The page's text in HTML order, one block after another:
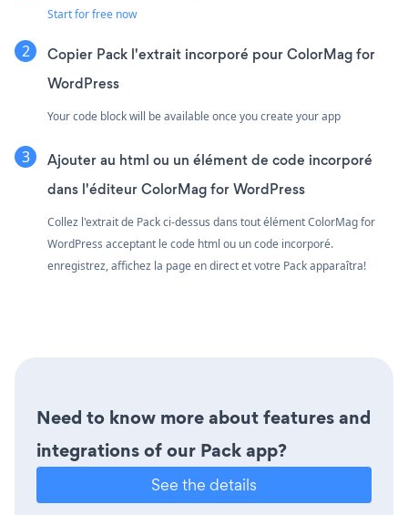
Start for free now
Copier Pack l'extrait incorporé pour ColorMag for
WordPress
Your code block will be available once you create your app
Ajouter au html ou un élément de code incorporé
dans l'éditeur ColorMag for WordPress
Collez l'extrait de Pack ci-dessus dans tout élément ColorMag for
WordPress acceptant le code html ou un code incorporé.
enregistrez, affichez la page en direct et votre Pack apparaîtra!
Need to know more about features and
integrations of our Pack app?
See the details